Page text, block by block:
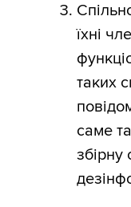
їхні
таких
саме
збірну